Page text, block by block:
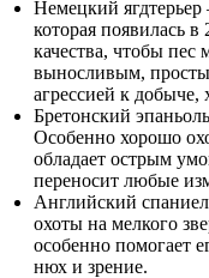
Немецкий ягдтерьер
которая появилась
качества, чтобы
выносливым,
агрессией к
Бретонский
Особенно хорошо
обладает острым
переносит любые
Английский
охоты на мелкого
особенно помогает
нюх и зрение.